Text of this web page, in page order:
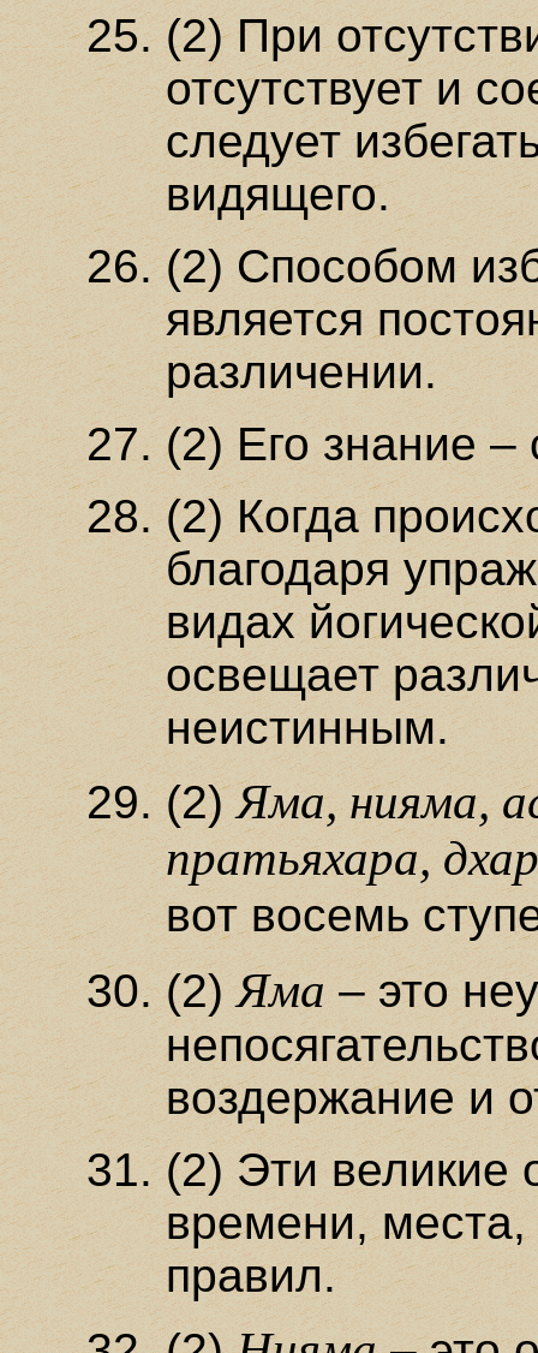
(2) При
отсутствует и
следует
видящего.
(2) Способом
является
различении.
(2) Его знание
(2) Когда
благодаря
видах
освещает
неистинным.
(2)Яма, нияма,
пратьяхара,
вот восемь
(2)Яма– это
воздержание и
(2) Эти великие
времени,
правил.